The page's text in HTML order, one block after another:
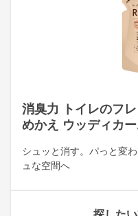
消臭力 トイレのフ
めかえ ウッディカ
シュッと消す。パっと変
ュな空間へ